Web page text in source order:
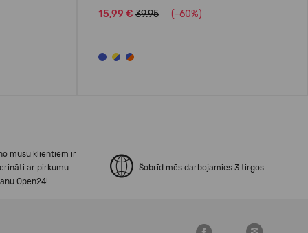
15,99 € 39.95 (-60%)
mūsu klientiem ir
ar pirkumu
Open24!
Šobrīd mēs darbojamies 3 tirgos